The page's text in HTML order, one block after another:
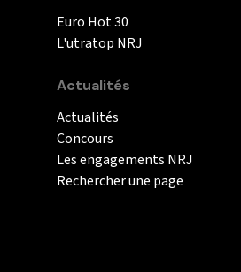
Euro Hot 30
L'utratop NRJ
Actualités
Actualités
Concours
Les engagements NRJ
Rechercher une page